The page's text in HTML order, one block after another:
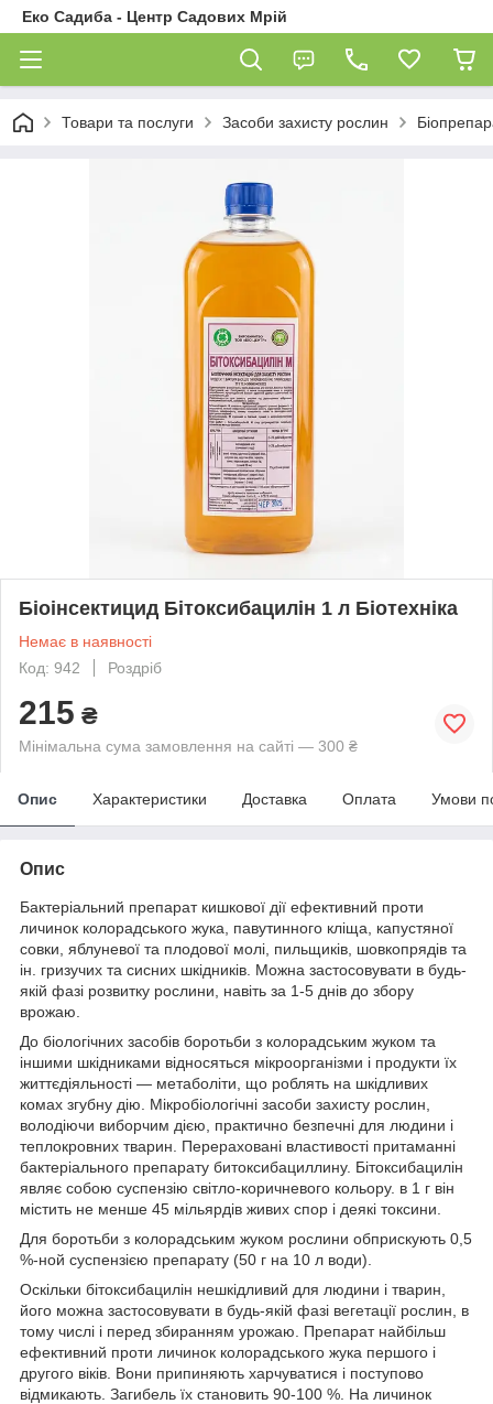
Еко Садиба - Центр Садових Мрій
Товари та послуги Засоби захисту рослин
Біоінсектицид Бітоксибацилін 1 л Біотехніка
Немає в наявності
Код: 942
Роздріб
215 ₴
Мінімальна сума замовлення на сайті — 300 ₴
Опис Характеристики Доставка Оплата Умови
Опис
Бактеріальний препарат кишкової дії ефективний проти
личинок колорадського жука, павутинного кліща, капустяної
совки, яблуневої та плодової молі, пильщиків, шовкопрядів та
ін. гризучих та сисних шкідників. Можна застосовувати в будь-
якій фазі розвитку рослини, навіть за 1-5 днів до збору
врожаю.
До біологічних засобів боротьби з колорадським жуком та
іншими шкідниками відносяться мікроорганізми і продукти їх
життєдіяльності — метаболіти, що роблять на шкідливих
комах згубну дію. Мікробіологічні засоби захисту рослин,
володіючи виборчим дією, практично безпечні для людини і
теплокровних тварин. Перераховані властивості притаманні
бактеріального препарату битоксибациллину. Бітоксибацилін
являє собою суспензію світло-коричневого кольору. в 1 г він
містить не менше 45 мільярдів живих спор і деякі токсини.
Для боротьби з колорадським жуком рослини обприскують 0,5
%-ной суспензією препарату (50 г на 10 л води).
Оскільки бітоксибацилін нешкідливий для людини і тварин,
його можна застосовувати в будь-якій фазі вегетації рослин, в
тому числі і перед збиранням урожаю. Препарат найбільш
ефективний проти личинок колорадського жука першого і
другого віків. Вони припиняють харчуватися і поступово
відмикають. Загибель їх становить 90-100 %. На личинок